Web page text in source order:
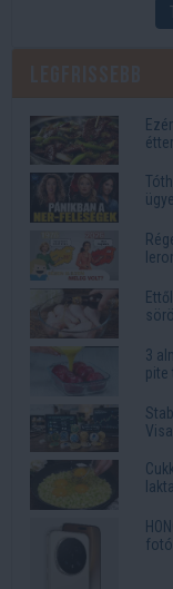
3
pite